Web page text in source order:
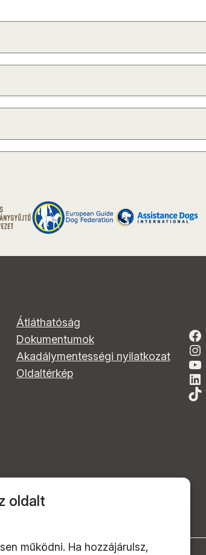
oldalt
működni. Ha hozzájárulsz,
Átláthatóság
Dokumentumok
Akadálymentességi nyilatkozat
Oldaltérkép